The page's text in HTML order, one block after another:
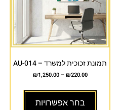
תמונת זכוכית למשרד – AU-014
₪220.00
–
₪1,250.00
בחר אפשרויות